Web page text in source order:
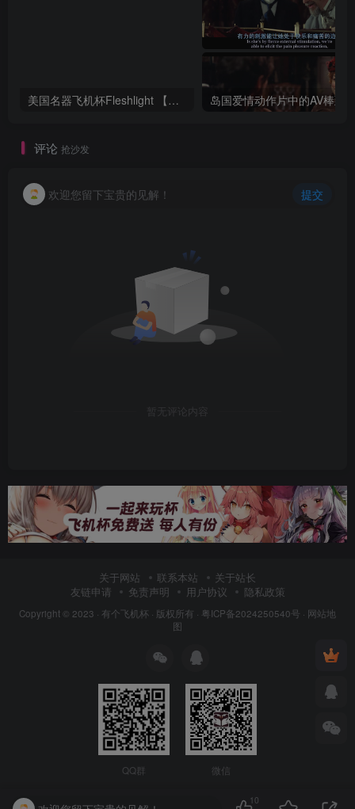
美国名器飞机杯Fleshlight 【Quickshot-Vantage 双头飞机杯】完全评测
评论 抢沙发
欢迎您留下宝贵的见解！ 提交
暂无评论内容
关于网站 联系本站
关于站长
友链申请
免责声明 用户协议 隐私政策
Copyright © 2023 · 有个飞机杯 · 版权所有 · 粤ICP备2024250540号 · 网站地
图
QQ群 微信
10